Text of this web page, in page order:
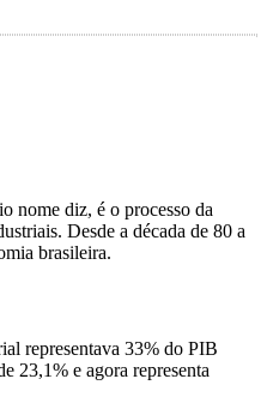
nome diz, é o processo da
Desde a década de 80 a
brasileira.
representava 33% do PIB
23,1% e agora representa